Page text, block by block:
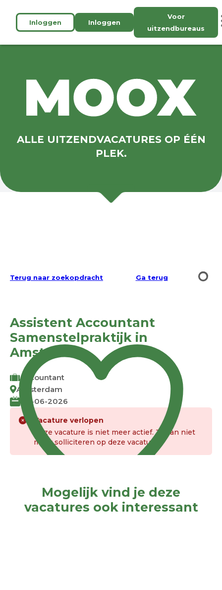
Inloggen Inloggen
Voor
uitzendbureaus
ALLE UITZENDVACATURES OP ÉÉN
PLEK.
Terug naar zoekopdracht Ga terug
Assistent Accountant
Samenstelpraktijk in
Amsterdam
Accountant
Amsterdam
04-06-2026
Vacature verlopen
Deze vacature is niet meer actief. Je kan niet
meer solliciteren op deze vacature.
Mogelijk vind je deze
vacatures ook interessant